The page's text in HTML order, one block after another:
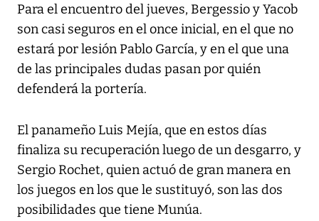
Para el encuentro del jueves, Bergessio y Yacob
son casi seguros en el once inicial, en el que no
estará por lesión Pablo García, y en el que una
de las principales dudas pasan por quién
defenderá la portería.
El panameño Luis Mejía, que en estos días
finaliza su recuperación luego de un desgarro, y
Sergio Rochet, quien actuó de gran manera en
los juegos en los que le sustituyó, son las dos
posibilidades que tiene Munúa.